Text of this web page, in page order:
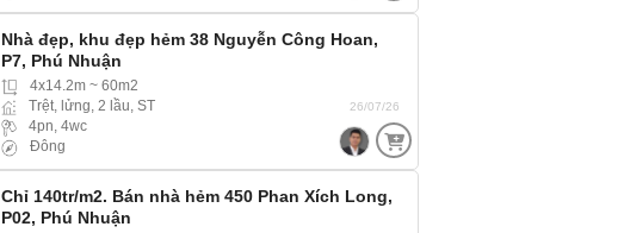
Nhà đẹp, khu đẹp hẻm 38 Nguyễn Công Hoan,
P7, Phú Nhuận
4x14.2m ~ 60m2
Trệt, lửng, 2 lầu, ST
4pn, 4wc
Đông
26/07/26
Chỉ 140tr/m2. Bán nhà hẻm 450 Phan Xích Long,
P02, Phú Nhuận